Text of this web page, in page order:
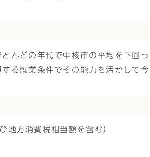
んどの年代で中核市の平均を下回
る就業条件でその能力を活かして
方消費税相当額を含む）